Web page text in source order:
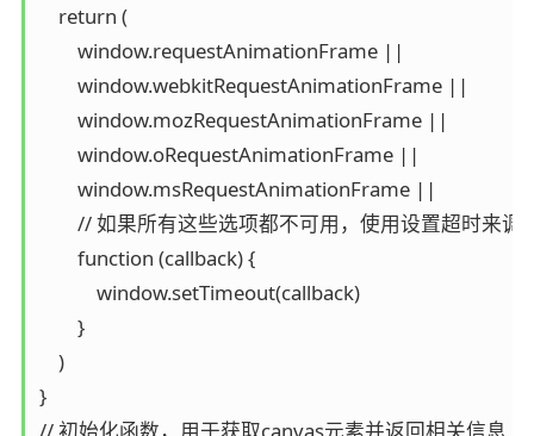
    return (
        window.requestAnimationFrame ||
        window.webkitRequestAnimationFrame ||
        window.mozRequestAnimationFrame ||
        window.oRequestAnimationFrame ||
        window.msRequestAnimationFrame ||
// 如果所有这些选项都不可用，使用设置超时来
        function (callback) {
            window.setTimeout(callback)
        }
    )
}
// 初始化函数，用于获取canvas元素并返回相关信息